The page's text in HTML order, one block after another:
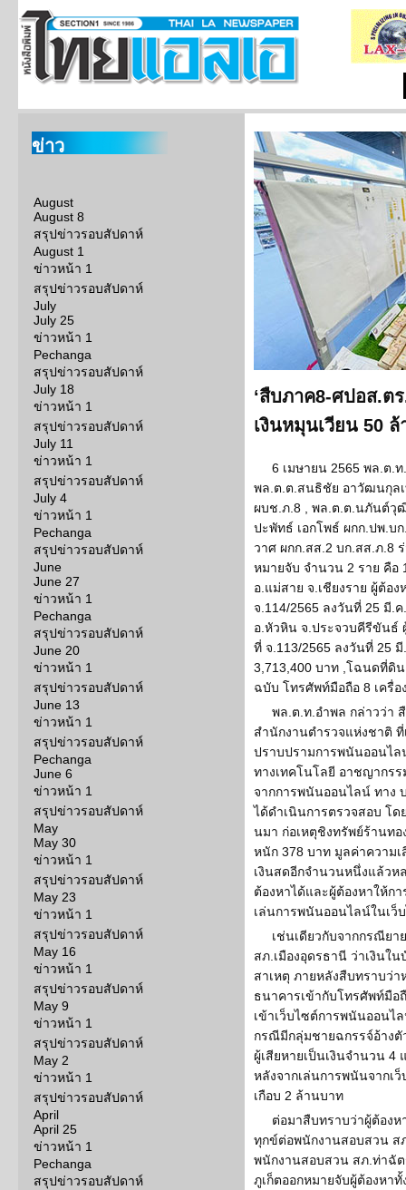
ข่าว
August
August 8
สรุปข่าวรอบสัปดาห์
August 1
ข่าวหน้า 1
สรุปข่าวรอบสัปดาห์
July
July 25
ข่าวหน้า 1
Pechanga
สรุปข่าวรอบสัปดาห์
July 18
ข่าวหน้า 1
สรุปข่าวรอบสัปดาห์
July 11
ข่าวหน้า 1
สรุปข่าวรอบสัปดาห์
July 4
ข่าวหน้า 1
Pechanga
สรุปข่าวรอบสัปดาห์
June
June 27
ข่าวหน้า 1
Pechanga
สรุปข่าวรอบสัปดาห์
June 20
ข่าวหน้า 1
สรุปข่าวรอบสัปดาห์
June 13
ข่าวหน้า 1
สรุปข่าวรอบสัปดาห์
Pechanga
June 6
ข่าวหน้า 1
สรุปข่าวรอบสัปดาห์
May
May 30
ข่าวหน้า 1
สรุปข่าวรอบสัปดาห์
May 23
ข่าวหน้า 1
สรุปข่าวรอบสัปดาห์
May 16
ข่าวหน้า 1
สรุปข่าวรอบสัปดาห์
May 9
ข่าวหน้า 1
สรุปข่าวรอบสัปดาห์
May 2
ข่าวหน้า 1
สรุปข่าวรอบสัปดาห์
April
April 25
ข่าวหน้า 1
Pechanga
สรุปข่าวรอบสัปดาห์
‘สืบภาค8-ศปอส.ต
เงินหมุนเวียน 50 ล้
6 เมษายน 2565 พล.ต.
พล.ต.ต.สนธิชัย อาวัฒนกุล
ผบช.ภ.8 , พล.ต.ต.นภันต์วุ
ปะพัทธ์ เอกโพธ์ ผกก.ปพ.
วาศ ผกก.สส.2 บก.สส.ภ.8
หมายจับ จำนวน 2 ราย คือ
อ.แม่สาย จ.เชียงราย ผู้ต้อ
จ.114/2565 ลงวันที่ 25 มี.
อ.หัวหิน จ.ประจวบคีรีขันธ์
ที่ จ.113/2565 ลงวันที่ 25
3,713,400 บาท ,โฉนดที่
ฉบับ โทรศัพท์มือถือ 8 เครื่อ
พล.ต.ท.อำพล กล่าวว่า
สำนักงานตำรวจแห่งชาติ
ปราบปรามการพนันออนไ
ทางเทคโนโลยี อาชญากร
จากการพนันออนไลน์ ทาง
ได้ดำเนินการตรวจสอบ โ
นมา ก่อเหตุชิงทรัพย์ร้านท
หนัก 378 บาท มูลค่าความ
เงินสดอีกจำนวนหนึ่งแล้วห
ต้องหาได้และผู้ต้องหาให้ก
เล่นการพนันออนไลน์ในเว็
เช่นเดียวกับจากกรณีย
สภ.เมืองอุดรธานี ว่าเงินใ
สาเหตุ ภายหลังสืบทราบว่
ธนาคารเข้ากับโทรศัพท์มือ
เข้าเว็บไซต์การพนันออน
กรณีมีกลุ่มชายฉกรรจ์อ้างตั
ผู้เสียหายเป็นเงินจำนวน 4
หลังจากเล่นการพนันจากเ
เกือบ 2 ล้านบาท
ต่อมาสืบทราบว่าผู้ต้องห
ทุกข์ต่อพนักงานสอบสวน ส
พนักงานสอบสวน สภ.ท่าฉั
ภูเก็ตออกหมายจับผู้ต้องหา